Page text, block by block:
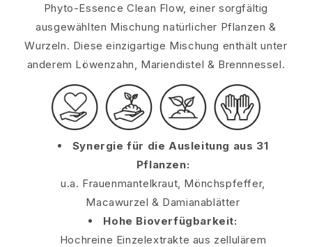
Phyto-Essence Clean Flow, einer sorgfältig
ausgewählten Mischung natürlicher Pflanzen &
Wurzeln. Diese einzigartige Mischung enthält unter
anderem Löwenzahn, Mariendistel & Brennnessel.
Synergie für die Ausleitung aus 31
Pflanzen:
u.a. Frauenmantelkraut, Mönchspfeffer,
Macawurzel & Damianablätter
Hohe Bioverfügbarkeit:
Hochreine Einzelextrakte aus zellulärem